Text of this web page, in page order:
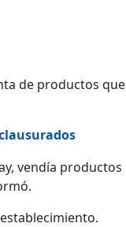
de productos que
vendía productos